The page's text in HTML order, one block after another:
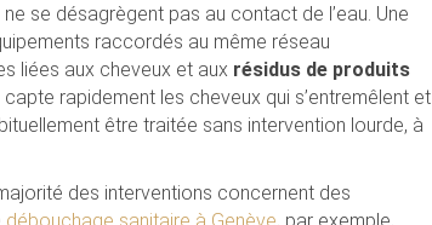
se désagrègent pas au contact de l’eau. Une
raccordés au même réseau
liées aux cheveux et aux résidus de produits
rapidement les cheveux qui s’entremêlent et
être traitée sans intervention lourde, à
des interventions concernent des